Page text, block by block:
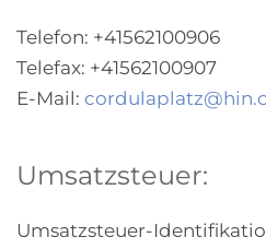
Telefon: +41562100906
Telefax: +41562100907
E-Mail:
Umsatzsteuer:
Umsatzsteuer-